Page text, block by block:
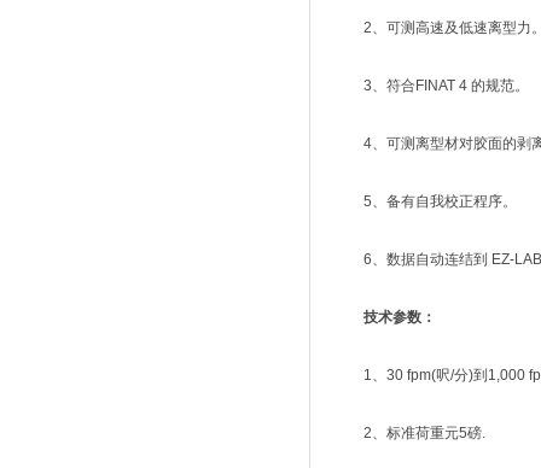
2、可测高速及低速离型力
3、符合FINAT 4 的规范。
4、可测离型材对胶面的剥离
5、备有自我校正程序。
6、数据自动连结到 EZ-LAB
技术参数：
1、30 fpm(呎/分)到1,000
2、标准荷重元5磅.